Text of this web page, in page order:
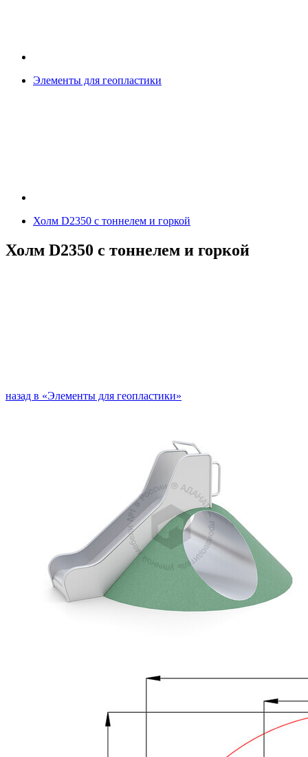
Элементы для геопластики
Холм D2350 с тоннелем и горкой
Холм D2350 с тоннелем и горкой
назад в «Элементы для геопластики»